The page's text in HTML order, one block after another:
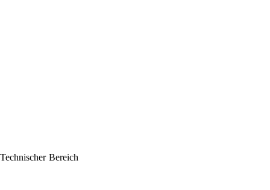
Technischer Bereich